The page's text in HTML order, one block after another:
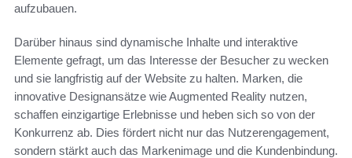
aufzubauen.
Darüber hinaus sind dynamische Inhalte und interaktive
Elemente gefragt, um das Interesse der Besucher zu wecken
und sie langfristig auf der Website zu halten. Marken, die
innovative Designansätze wie Augmented Reality nutzen,
schaffen einzigartige Erlebnisse und heben sich so von der
Konkurrenz ab. Dies fördert nicht nur das Nutzerengagement,
sondern stärkt auch das Markenimage und die Kundenbindung.